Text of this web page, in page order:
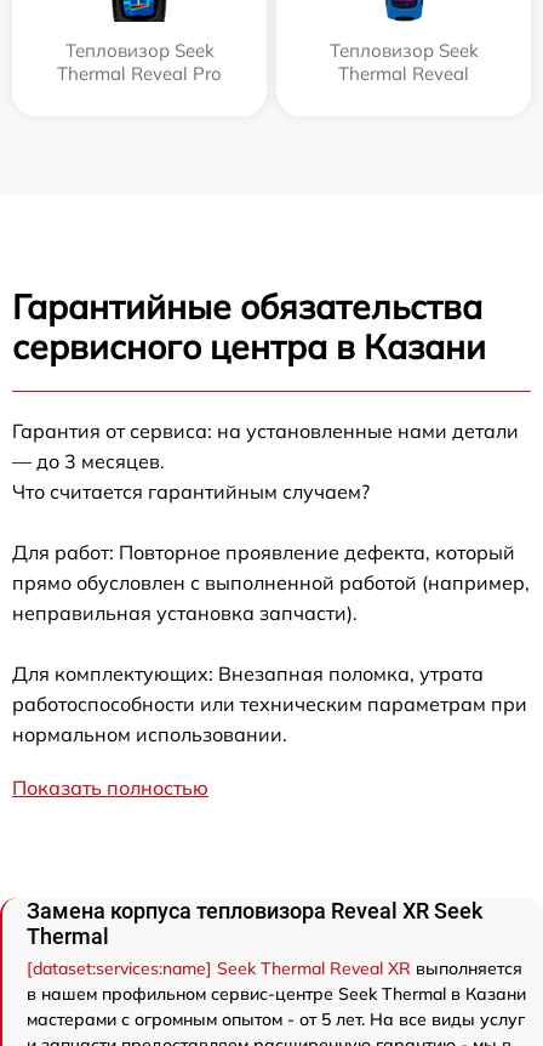
Тепловизор Seek
Thermal Reveal Pro
Тепловизор Seek
Thermal Reveal
Гарантийные обязательства
сервисного центра в Казани
Гарантия от сервиса: на установленные нами детали
— до 3 месяцев.
Что считается гарантийным случаем?
Для работ: Повторное проявление дефекта, который
прямо обусловлен с выполненной работой (например,
неправильная установка запчасти).
Для комплектующих: Внезапная поломка, утрата
работоспособности или техническим параметрам при
нормальном использовании.
Показать полностью
Замена корпуса тепловизора Reveal XR Seek
Thermal
[dataset:services:name] Seek Thermal Reveal XR выполняется
в нашем профильном сервис-центре Seek Thermal в Казани
мастерами с огромным опытом - от 5 лет. На все виды услуг